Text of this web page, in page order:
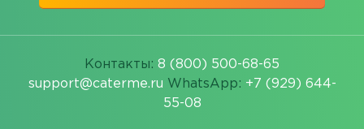
Контакты: 8 (800) 500-68-65
support@caterme.ru WhatsApp: +7 (929) 644-
55-08